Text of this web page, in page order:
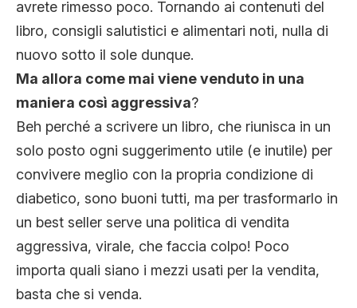
avrete rimesso poco. Tornando ai contenuti del
libro, consigli salutistici e alimentari noti, nulla di
nuovo sotto il sole dunque.
Ma allora come mai viene venduto in una
maniera così aggressiva?
Beh perché a scrivere un libro, che riunisca in un
solo posto ogni suggerimento utile (e inutile) per
convivere meglio con la propria condizione di
diabetico, sono buoni tutti, ma per trasformarlo in
un best seller serve una politica di vendita
aggressiva, virale, che faccia colpo! Poco
importa quali siano i mezzi usati per la vendita,
basta che si venda.